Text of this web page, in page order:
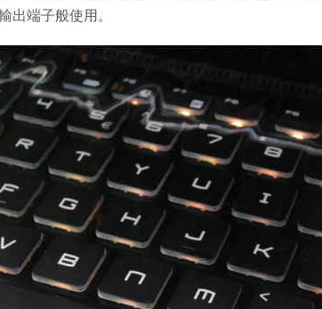
出端子般使用。